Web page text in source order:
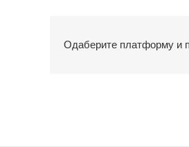
Одаберите платформу и